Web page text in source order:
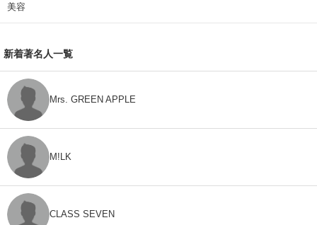
美容
新着著名人一覧
Mrs. GREEN APPLE
M!LK
CLASS SEVEN